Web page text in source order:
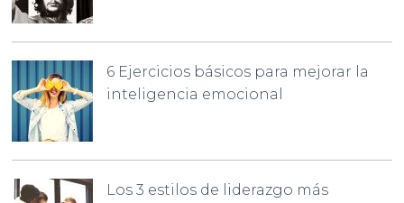
6 Ejercicios básicos para mejorar la
inteligencia emocional
Los 3 estilos de liderazgo más